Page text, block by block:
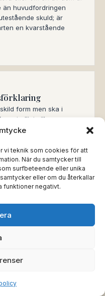
vi teknik som cookies för att
När du samtycker till
surfbeteende eller unika
eller om du återkallar
funktioner negativt.
än huvudfordringen
skuld; är
en kvarstående
form men ska i
tydligt vilka
och eventuell
brev är säkrare.
mellanskillnaden
vanligt sätt. Vägrar